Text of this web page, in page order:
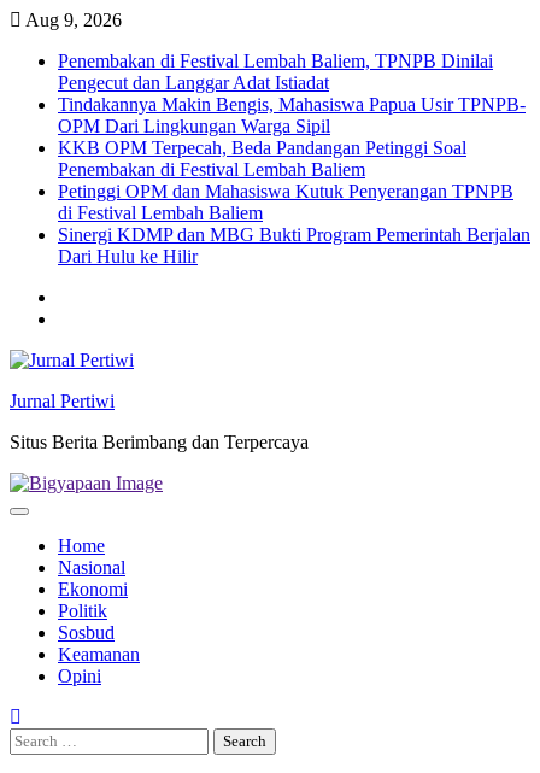
Skip
content
Aug 9, 2026
Penembakan di Festival Lembah Baliem, TPNPB Dinilai
Pengecut dan Langgar Adat Istiadat
Tindakannya Makin Bengis, Mahasiswa Papua Usir TPNPB-
OPM Dari Lingkungan Warga Sipil
KKB OPM Terpecah, Beda Pandangan Petinggi Soal
Penembakan di Festival Lembah Baliem
Petinggi OPM dan Mahasiswa Kutuk Penyerangan TPNPB
di Festival Lembah Baliem
Sinergi KDMP dan MBG Bukti Program Pemerintah Berjalan
Dari Hulu ke Hilir
Jurnal Pertiwi
Situs Berita Berimbang dan Terpercaya
Home
Nasional
Ekonomi
Politik
Sosbud
Keamanan
Opini
Search
for: